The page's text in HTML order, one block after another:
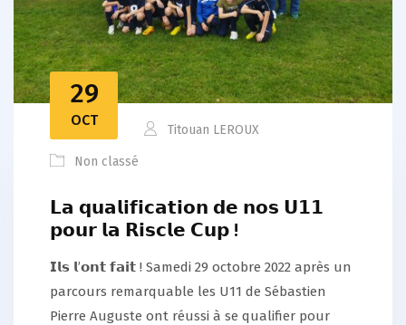
29
OCT
Titouan LEROUX
Non classé
𝗟𝗮 𝗾𝘂𝗮𝗹𝗶𝗳𝗶𝗰𝗮𝘁𝗶𝗼𝗻 𝗱𝗲 𝗻𝗼𝘀 𝗨𝟭𝟭
𝗽𝗼𝘂𝗿 𝗹𝗮 𝗥𝗶𝘀𝗰𝗹𝗲 𝗖𝘂𝗽 !
𝗜𝗹𝘀 𝗹’𝗼𝗻𝘁 𝗳𝗮𝗶𝘁 ! Samedi 29 octobre 2022 après un
parcours remarquable les U11 de Sébastien
Pierre Auguste ont réussi à se qualifier pour